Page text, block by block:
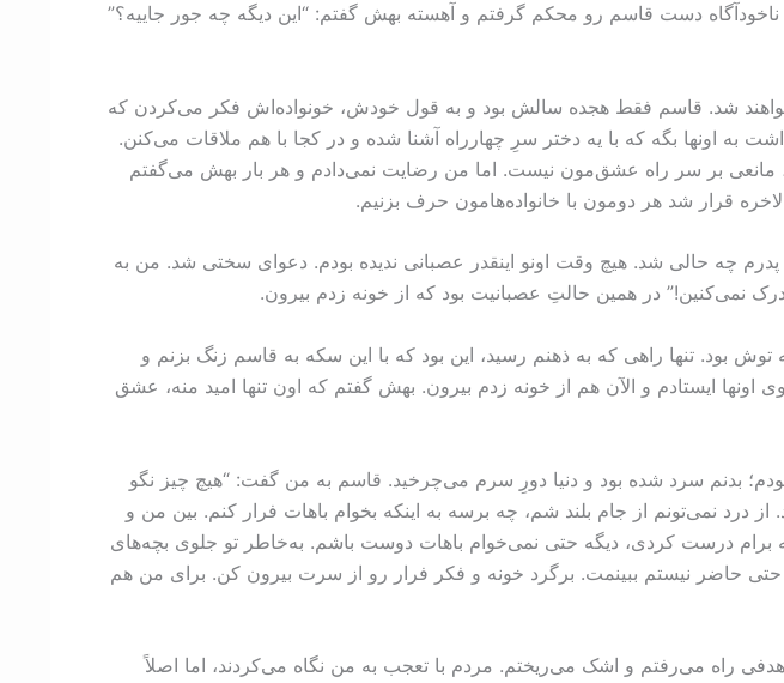
دست قاسم رو محکم گرفتم و آهسته بهش گفتم: “این دیگه چه جور جاییه؟”
شد. قاسم فقط هجده سالش بود و به قول خودش، خونواده‌اش فکر می‌کردن که
اونها بگه که با یه دختر سرِ چهارراه آشنا شده و در کجا با هم ملاقات می‌کنن.
مانعی بر سر راه عشق‌مون نیست. اما من رضایت نمی‌دادم و هر بار بهش می‌گفتم
قرار شد هر دومون با خانواده‌هامون حرف بزنیم.
چه حالی شد. هیچ وقت اونو اینقدر عصبانی ندیده بودم. دعوای سختی شد. من به
نمی‌کنین!” در همین حالتِ عصبانیت بود که از خونه زدم بیرون.
بود. تنها راهی که به ذهنم رسید، این بود که با این سکه به قاسم زنگ بزنم و
ایستادم و الآن هم از خونه زدم بیرون. بهش گفتم که اون تنها امید منه، عشق
بدنم سرد شده بود و دنیا دورِ سرم می‌چرخید. قاسم به من گفت: “هیچ چیز نگو
نمی‌تونم از جام بلند شم، چه برسه به اینکه بخوام باهات فرار کنم. بین من و
برام درست کردی، دیگه حتی نمی‌خوام باهات دوست باشم. به‌خاطر تو جلوی بچه‌های
حاضر نیستم ببینمت. برگرد خونه و فکر فرار رو از سرت بیرون کن. برای من هم
هدفی راه می‌رفتم و اشک می‌ریختم. مردم با تعجب به من نگاه می‌کردند، اما اصلاً